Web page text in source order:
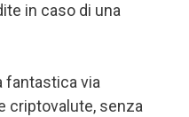
in caso di una
fantastica via
criptovalute, senza